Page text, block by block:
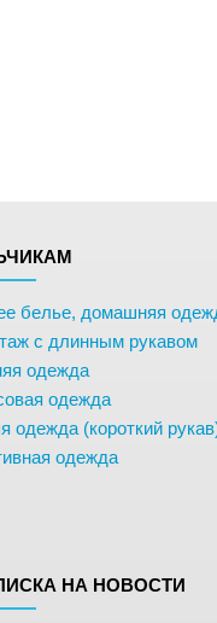
белье, домашняя
с длинным рукавом
одежда
одежда
одежда (короткий
одежда
НА НОВОСТИ